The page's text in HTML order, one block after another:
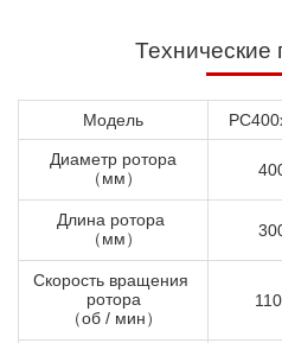
Технические
Модель
Диаметр ротора
（мм）
Длина ротора
（мм）
Скорость вращения
ротора
（об / мин）